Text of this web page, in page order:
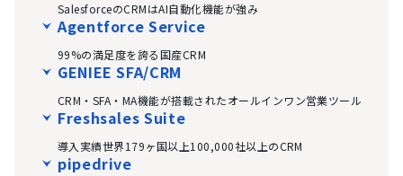
SalesforceのCRMはAI自動化機能が強み
Agentforce Service
99%の満足度を誇る国産CRM
GENIEE SFA/CRM
CRM・SFA・MA機能が搭載されたオールインワン営業ツール
Freshsales Suite
導入実績世界179ヶ国以上100,000社以上のCRM
pipedrive